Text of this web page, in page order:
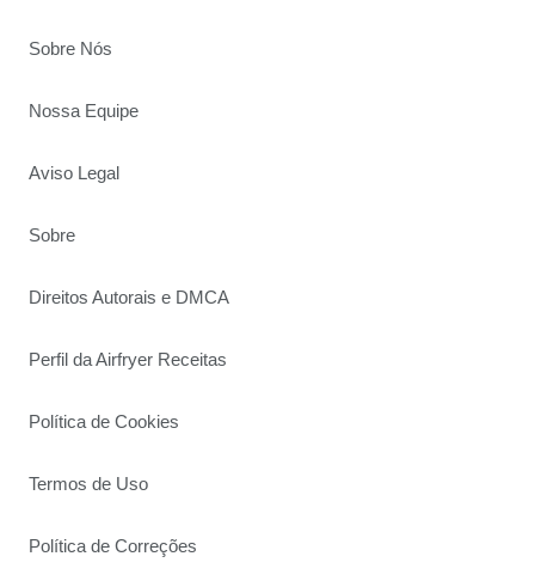
Sobre Nós
Nossa Equipe
Aviso Legal
Sobre
Direitos Autorais e DMCA
Perfil da Airfryer Receitas
Política de Cookies
Termos de Uso
Política de Correções